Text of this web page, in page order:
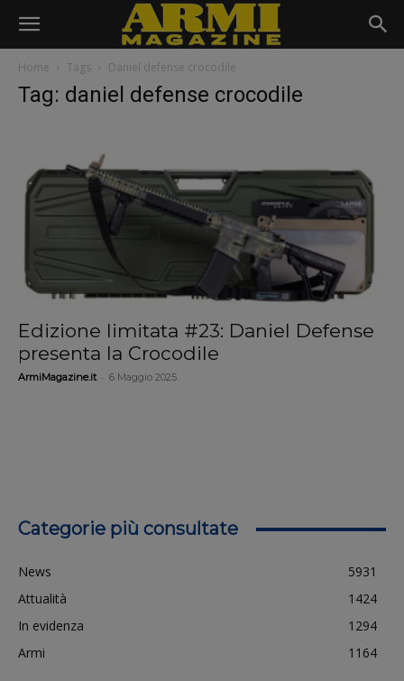
Home Tags Daniel defense crocodile
Tag: daniel defense crocodile
Edizione limitata #23: Daniel Defense
presenta la Crocodile
ArmiMagazine.it 6 Maggio 2025
Categorie più consultate
News
5931
Attualità
1424
In evidenza
1294
Armi
1164